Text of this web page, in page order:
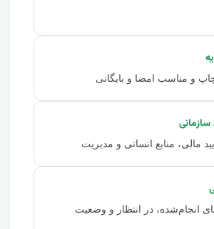
و مناسب امضا و بایگانی
مالی، منابع انسانی و مدیریت
انجام‌شده، در انتظار و وضعیت